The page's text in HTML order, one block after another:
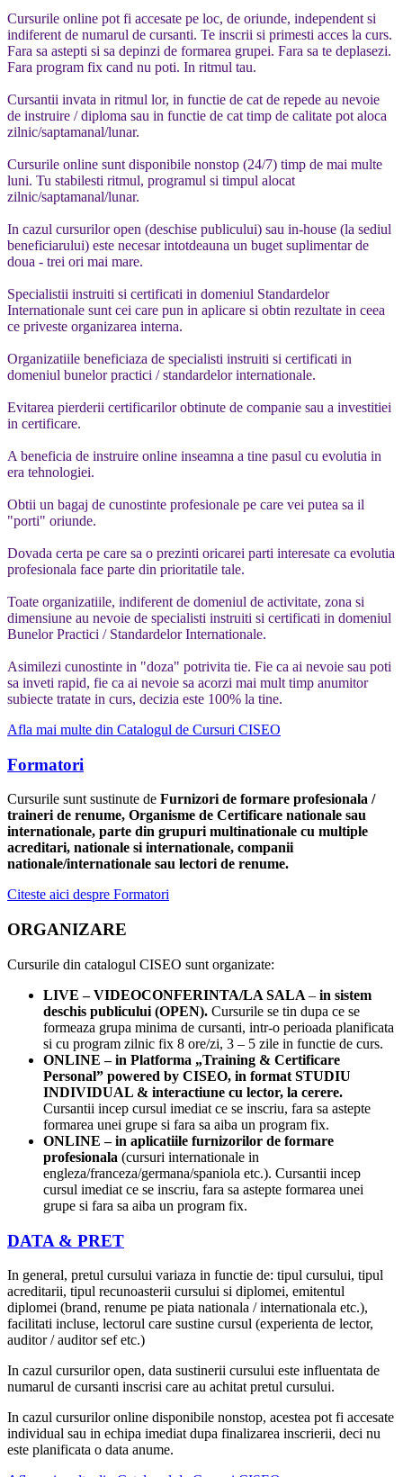
Cursurile online pot fi accesate pe loc, de oriunde, independent si
indiferent de numarul de cursanti. Te inscrii si primesti acces la curs.
Fara sa astepti si sa depinzi de formarea grupei. Fara sa te deplasezi.
Fara program fix cand nu poti. In ritmul tau.
Cursantii invata in ritmul lor, in functie de cat de repede au nevoie
de instruire / diploma sau in functie de cat timp de calitate pot aloca
zilnic/saptamanal/lunar.
Cursurile online sunt disponibile nonstop (24/7) timp de mai multe
luni. Tu stabilesti ritmul, programul si timpul alocat
zilnic/saptamanal/lunar.
In cazul cursurilor open (deschise publicului) sau in-house (la sediul
beneficiarului) este necesar intotdeauna un buget suplimentar de
doua - trei ori mai mare.
Specialistii instruiti si certificati in domeniul Standardelor
Internationale sunt cei care pun in aplicare si obtin rezultate in ceea
ce priveste organizarea interna.
Organizatiile beneficiaza de specialisti instruiti si certificati in
domeniul bunelor practici / standardelor internationale.
Evitarea pierderii certificarilor obtinute de companie sau a investitiei
in certificare.
A beneficia de instruire online inseamna a tine pasul cu evolutia in
era tehnologiei.
Obtii un bagaj de cunostinte profesionale pe care vei putea sa il
"porti" oriunde.
Dovada certa pe care sa o prezinti oricarei parti interesate ca evolutia
profesionala face parte din prioritatile tale.
Toate organizatiile, indiferent de domeniul de activitate, zona si
dimensiune au nevoie de specialisti instruiti si certificati in domeniul
Bunelor Practici / Standardelor Internationale.
Asimilezi cunostinte in "doza" potrivita tie. Fie ca ai nevoie sau poti
sa inveti rapid, fie ca ai nevoie sa acorzi mai mult timp anumitor
subiecte tratate in curs, decizia este 100% la tine.
Afla mai multe din Catalogul de Cursuri CISEO
Formatori
Cursurile sunt sustinute de Furnizori de formare profesionala /
traineri de renume, Organisme de Certificare nationale sau
internationale, parte din grupuri multinationale cu multiple
acreditari, nationale si internationale, companii
nationale/internationale sau lectori de renume.
Citeste aici despre Formatori
ORGANIZARE
Cursurile din catalogul CISEO sunt organizate:
LIVE – VIDEOCONFERINTA/LA SALA – in sistem
deschis publicului (OPEN). Cursurile se tin dupa ce se
formeaza grupa minima de cursanti, intr-o perioada planificata
si cu program zilnic fix 8 ore/zi, 3 – 5 zile in functie de curs.
ONLINE – in Platforma „Training & Certificare
Personal” powered by CISEO, in format STUDIU
INDIVIDUAL & interactiune cu lector, la cerere.
Cursantii incep cursul imediat ce se inscriu, fara sa astepte
formarea unei grupe si fara sa aiba un program fix.
ONLINE – in aplicatiile furnizorilor de formare
profesionala (cursuri internationale in
engleza/franceza/germana/spaniola etc.). Cursantii incep
cursul imediat ce se inscriu, fara sa astepte formarea unei
grupe si fara sa aiba un program fix.
DATA & PRET
In general, pretul cursului variaza in functie de: tipul cursului, tipul
acreditarii, tipul recunoasterii cursului si diplomei, emitentul
diplomei (brand, renume pe piata nationala / internationala etc.),
facilitati incluse, lectorul care sustine cursul (experienta de lector,
auditor / auditor sef etc.)
In cazul cursurilor open, data sustinerii cursului este influentata de
numarul de cursanti inscrisi care au achitat pretul cursului.
In cazul cursurilor online disponibile nonstop, acestea pot fi accesate
individual sau in echipa imediat dupa finalizarea inscrierii, deci nu
este planificata o data anume.